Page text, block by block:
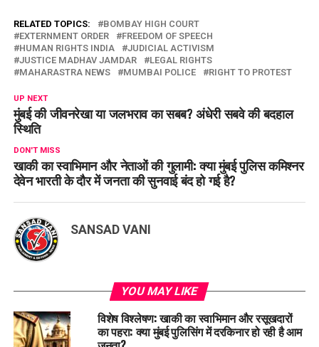
RELATED TOPICS:
BOMBAY HIGH COURT
EXTERNMENT ORDER
FREEDOM OF SPEECH
HUMAN RIGHTS INDIA
JUDICIAL ACTIVISM
JUSTICE MADHAV JAMDAR
LEGAL RIGHTS
MAHARASTRA NEWS
MUMBAI POLICE RIGHT TO PROTEST
UP NEXT
मुंबई की जीवनरेखा या जलभराव का सबब? अंधेरी सबवे की बदहाल
स्थिति
DON'T MISS
खाकी का स्वाभिमान और नेताओं की गुलामी: क्या मुंबई पुलिस कमिश्नर
देवेन भारती के दौर में जनता की सुनवाई बंद हो गई है?
SANSAD VANI
YOU MAY LIKE
विशेष विश्लेषण: खाकी का स्वाभिमान और रसूखदारों
का पहरा: क्या मुंबई पुलिसिंग में दरकिनार हो रही है आम